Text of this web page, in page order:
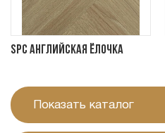
SPC Английская Ёлочка
Показать каталог